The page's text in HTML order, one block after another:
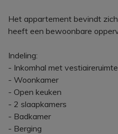
Het appartement bevindt
heeft een bewoonbare
Indeling:
- Inkomhal met vestiaireruimte
- Woonkamer
- Open keuken
- 2 slaapkamers
- Badkamer
- Berging